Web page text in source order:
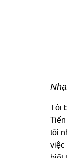
Tôi
Tiến
tôi
việc